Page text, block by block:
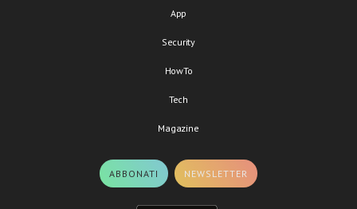
App
Security
HowTo
Tech
Magazine
ABBONATI NEWSLETTER